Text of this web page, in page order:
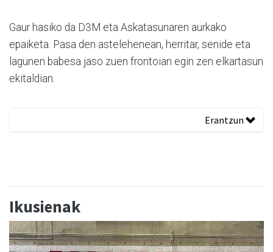
Gaur hasiko da D3M eta Askatasunaren aurkako
epaiketa. Pasa den astelehenean, herritar, senide eta
lagunen babesa jaso zuen frontoian egin zen elkartasun
ekitaldian.
Erantzun
Ikusienak